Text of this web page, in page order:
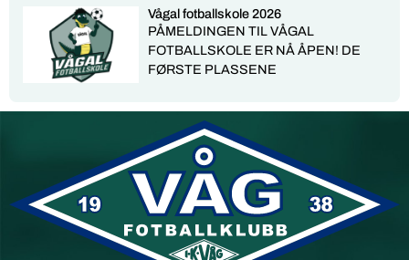
Vågal fotballskole 2026
PÅMELDINGEN TIL VÅGAL
FOTBALLSKOLE ER NÅ ÅPEN! DE
FØRSTE PLASSENE